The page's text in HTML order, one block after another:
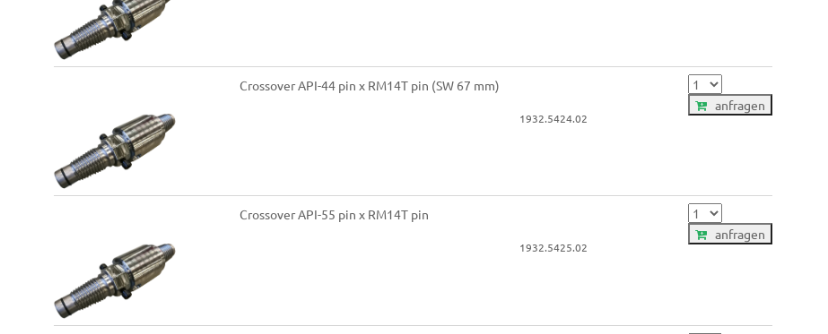
Crossover API-44 pin x RM14T pin (SW 67 mm)
1932.5424.02
anfragen
Crossover API-55 pin x RM14T pin
1932.5425.02
anfragen